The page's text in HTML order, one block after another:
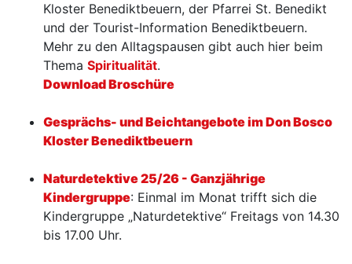
Kloster Benediktbeuern, der Pfarrei St. Benedikt
und der Tourist-Information Benediktbeuern.
Mehr zu den Alltagspausen gibt auch hier beim
Thema Spiritualität.
Download Broschüre
Gesprächs- und Beichtangebote im Don Bosco
Kloster Benediktbeuern
Naturdetektive 25/26 - Ganzjährige
Kindergruppe: Einmal im Monat trifft sich die
Kindergruppe „Naturdetektive“ Freitags von 14.30
bis 17.00 Uhr.